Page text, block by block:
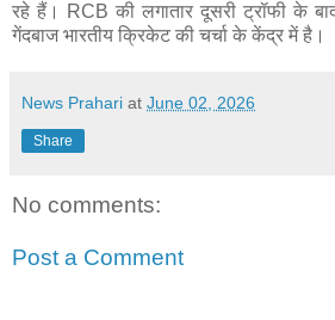
रहे हैं। RCB की लगातार दूसरी ट्रॉफी के
गेंदबाज भारतीय क्रिकेट की चर्चा के केंद्र में है।
News Prahari at June 02, 2026
Share
No comments:
Post a Comment